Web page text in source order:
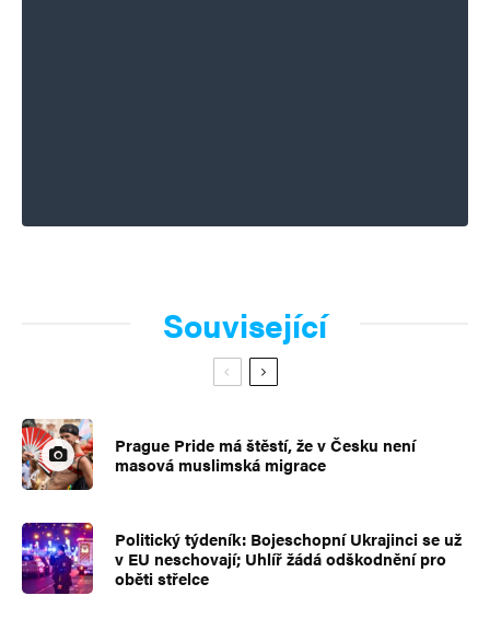
Související
Prague Pride má štěstí, že v Česku není
masová muslimská migrace
Politický týdeník: Bojeschopní Ukrajinci se už
v EU neschovají; Uhlíř žádá odškodnění pro
oběti střelce